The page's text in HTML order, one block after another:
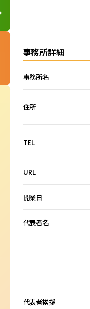
事務所詳細
事務所名
住所
TEL
URL
開業日
代表者名
代表者挨拶